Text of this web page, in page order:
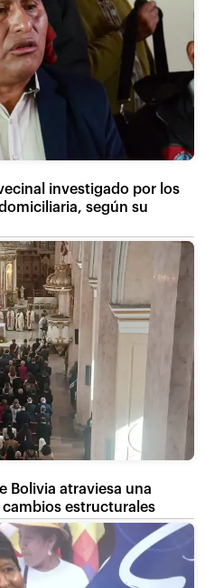
investigado por los
según su
Bolivia atraviesa una
cambios estructurales